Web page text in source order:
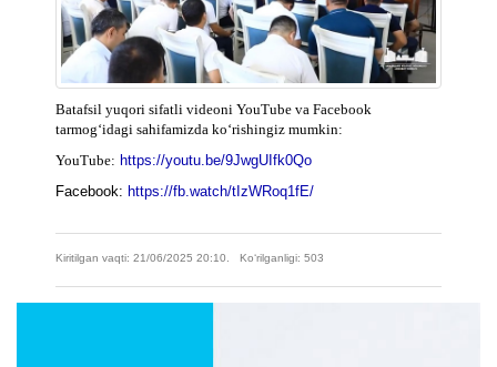
Batafsil yuqori sifatli videoni YouTube va Facebook
tarmog‘idagi sahifamizda ko‘rishingiz mumkin:
YouTube: https://youtu.be/9JwgUIfk0Qo
Facebook: https://fb.watch/tIzWRoq1fE/
Kiritilgan vaqti: 21/06/2025 20:10. Ko‘rilganligi: 503